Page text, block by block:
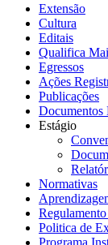
Extensão
Cultura
Editais
Qualifica
Egressos
Ações
Publicações
Documentos
Estágio
Normativas
Politica de
Programa